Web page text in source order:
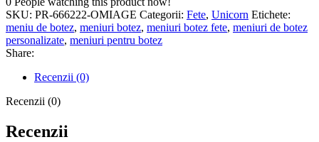
SKU: PR-666222-OMIAGE Categorii: Fete, Unicorn Etichete:
meniu de botez, meniuri botez, meniuri botez fete, meniuri de botez
personalizate, meniuri pentru botez
Share:
Recenzii (0)
Recenzii (0)
Recenzii